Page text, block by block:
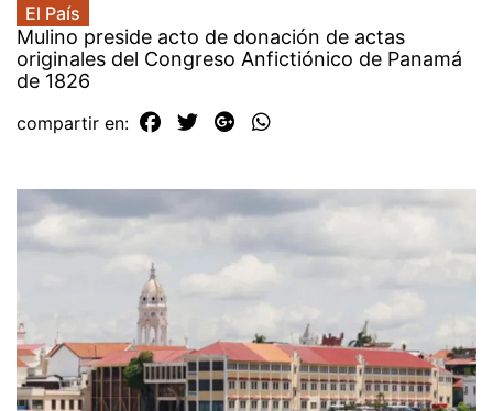
El País
Mulino preside acto de donación de actas
originales del Congreso Anfictiónico de Panamá
de 1826
compartir en: